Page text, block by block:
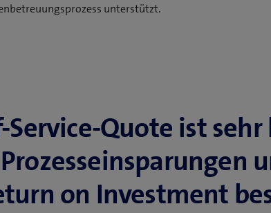
unterstützt.
Service-Quote ist sehr
on Investment